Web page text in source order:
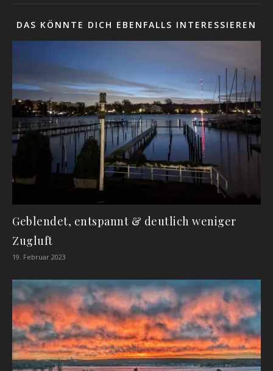
DAS KÖNNTE DICH EBENFALLS INTERESSIEREN
Geblendet, entspannt & deutlich weniger
Zugluft
19. Februar 2023